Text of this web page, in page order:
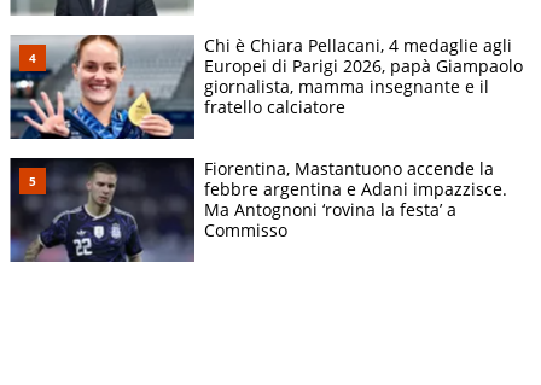
Chi è Chiara Pellacani, 4 medaglie agli
Europei di Parigi 2026, papà Giampaolo
giornalista, mamma insegnante e il
fratello calciatore
Fiorentina, Mastantuono accende la
febbre argentina e Adani impazzisce.
Ma Antognoni ‘rovina la festa’ a
Commisso